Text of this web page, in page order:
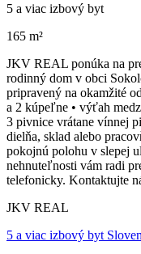
5 a viac izbový byt
165 m²
JKV REAL ponúka na
rodinný dom v obci
pripravený na okamžité
a 2 kúpeľne • výťah
3 pivnice vrátane vínnej
dielňa, sklad alebo
pokojnú polohu v slepej
nehnuteľnosti vám radi
telefonicky. Kontaktujte
JKV REAL
5 a viac izbový byt